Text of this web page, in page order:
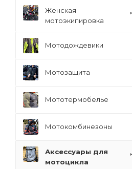
Женская
мотоэкипировка
Мотодождевики
Мотозащита
Мототермобелье
Мотокомбинезоны
Аксессуары для
мотоцикла